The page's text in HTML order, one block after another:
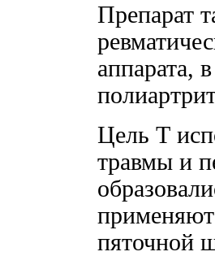
Препарат
аппарата,
Цель Т
травмы и
применяют
пяточной